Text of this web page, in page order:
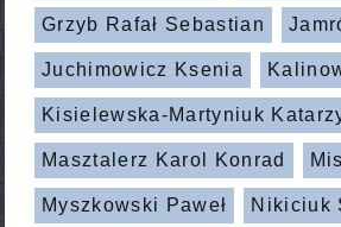
Grzyb Rafał Sebastian
Juchimowicz Ksenia
Kisielewska-Martyniuk
Masztalerz Karol Konrad
Myszkowski Paweł Nikiciuk